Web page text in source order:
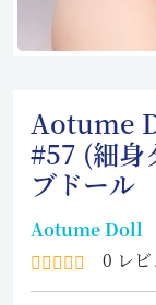
Aotume
#57 (細身
ブドール
Aotume Doll
0 レビ